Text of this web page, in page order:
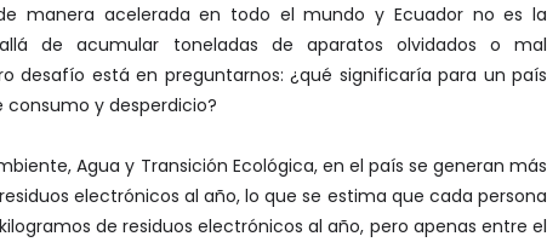
manera acelerada en todo el mundo y Ecuador no es la
de acumular toneladas de aparatos olvidados o mal
desafío está en preguntarnos: ¿qué significaría para un país
consumo y desperdicio?
Agua y Transición Ecológica, en el país se generan más
electrónicos al año, lo que se estima que cada persona
de residuos electrónicos al año, pero apenas entre el